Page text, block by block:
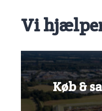
Vi
Køb &